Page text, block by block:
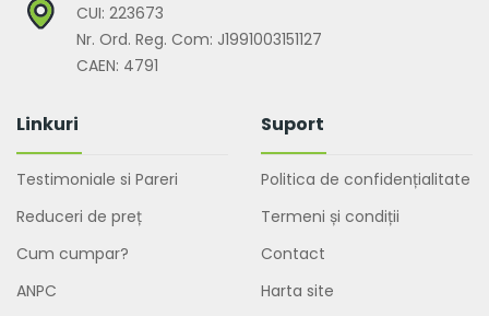
CUI: 223673
Nr. Ord. Reg. Com: J1991003151127
CAEN: 4791
Linkuri
Testimoniale si Pareri
Reduceri de preț
Cum cumpar?
ANPC
Suport
Politica de confidențialitate
Termeni și condiții
Contact
Harta site